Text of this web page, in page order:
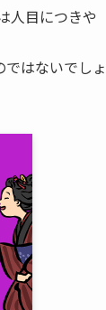
人目につきや
ではないでしょ